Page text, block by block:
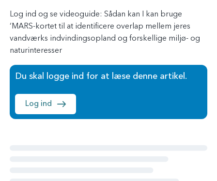
Log ind og se videoguide: Sådan kan I kan bruge
‘MARS-kortet til at identificere overlap mellem jeres
vandværks indvindingsopland og forskellige miljø- og
naturinteresser
Du skal logge ind for at læse denne artikel.
Log ind